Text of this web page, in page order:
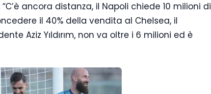
ancora distanza, il Napoli chiede 10 milioni di
il 40% della vendita al Chelsea, il
Aziz Yıldırım, non va oltre i 6 milioni ed è